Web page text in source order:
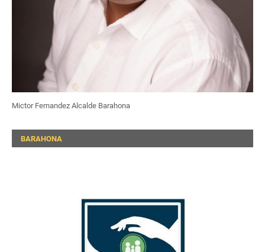
Mictor Fernandez Alcalde Barahona
BARAHONA